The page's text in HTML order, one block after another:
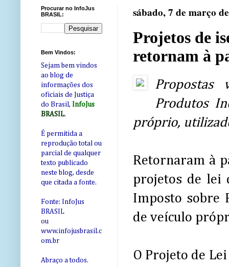
sábado, 7 de março
Projetos de
retornam à
Propostas
Produtos
próprio,
Retornaram à
projetos de lei
Imposto sobre
de veículo
O Projeto de
Procurar no InfoJus
BRASIL:
Bem Vindos:
Sejam bem vindos
ao blog de
informações dos
oficiais de Justiça
do Brasil, InfoJus
BRASIL.
É permitida a
reprodução total ou
parcial de qualquer
texto publicado
neste blog, desde
que citada a fonte.
Fonte: InfoJus
BRASIL
ou
www.infojusbrasil.c
om.br
Abraço a todos.